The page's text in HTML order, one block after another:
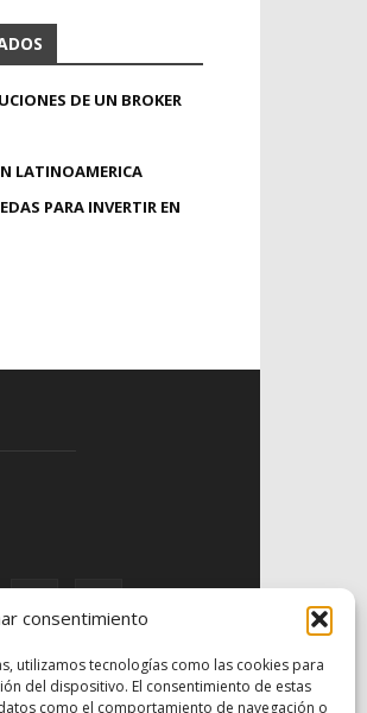
consentimiento
utilizamos tecnologías como las cookies para
del dispositivo. El consentimiento de estas
como el comportamiento de navegación o
DE UN BROKER
LATINOAMERICA
PARA INVERTIR EN